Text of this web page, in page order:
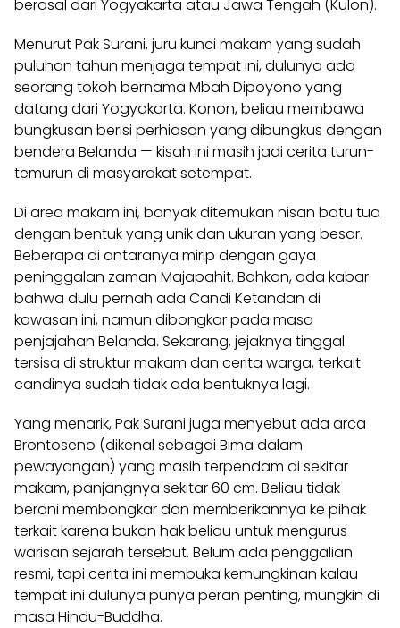
berasal dari Yogyakarta atau Jawa Tengah (Kulon).
Menurut Pak Surani, juru kunci makam yang sudah
puluhan tahun menjaga tempat ini, dulunya ada
seorang tokoh bernama Mbah Dipoyono yang
datang dari Yogyakarta. Konon, beliau membawa
bungkusan berisi perhiasan yang dibungkus dengan
bendera Belanda — kisah ini masih jadi cerita turun-
temurun di masyarakat setempat.
Di area makam ini, banyak ditemukan nisan batu tua
dengan bentuk yang unik dan ukuran yang besar.
Beberapa di antaranya mirip dengan gaya
peninggalan zaman Majapahit. Bahkan, ada kabar
bahwa dulu pernah ada Candi Ketandan di
kawasan ini, namun dibongkar pada masa
penjajahan Belanda. Sekarang, jejaknya tinggal
tersisa di struktur makam dan cerita warga, terkait
candinya sudah tidak ada bentuknya lagi.
Yang menarik, Pak Surani juga menyebut ada arca
Brontoseno (dikenal sebagai Bima dalam
pewayangan) yang masih terpendam di sekitar
makam, panjangnya sekitar 60 cm. Beliau tidak
berani membongkar dan memberikannya ke pihak
terkait karena bukan hak beliau untuk mengurus
warisan sejarah tersebut. Belum ada penggalian
resmi, tapi cerita ini membuka kemungkinan kalau
tempat ini dulunya punya peran penting, mungkin di
masa Hindu-Buddha.